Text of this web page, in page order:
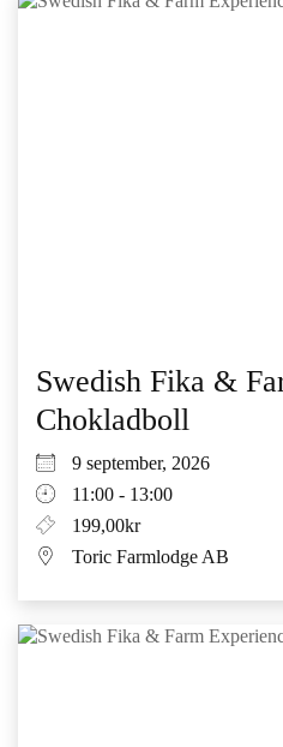
Swedish Fika &
Chokladboll
9 september, 2026
11:00 - 13:00
199,00kr
Toric Farmlodge AB